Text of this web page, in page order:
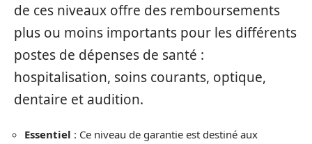
de ces niveaux offre des remboursements
plus ou moins importants pour les différents
postes de dépenses de santé :
hospitalisation, soins courants, optique,
dentaire et audition.
Essentiel : Ce niveau de garantie est destiné aux